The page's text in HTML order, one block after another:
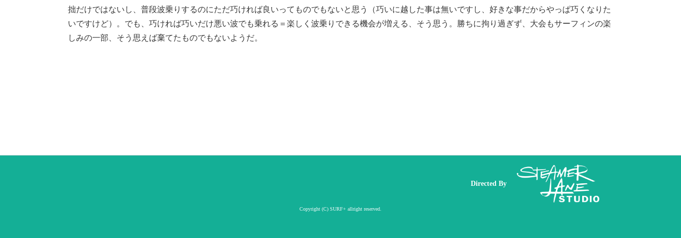
拙だけではないし、普段波乗りするのにただ巧ければ良いってものでもないと思う（巧いに越した事は無いですし、好きな事だからやっぱ巧くなりた
いですけど）。でも、巧ければ巧いだけ悪い波でも乗れる＝楽しく波乗りできる機会が増える、そう思う。勝ちに拘り過ぎず、大会もサーフィンの楽
しみの一部、そう思えば棄てたものでもないようだ。
Directed By
Copyright (C) SURF+ allright reserved.